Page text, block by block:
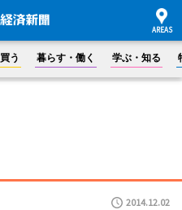
買う 暮らす・働く 学ぶ・知る
2014.12.02